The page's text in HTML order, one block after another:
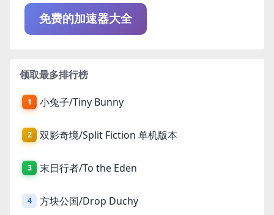
免费的加速器大全
领取最多排行榜
1 小兔子/Tiny Bunny
2 双影奇境/Split Fiction 单机版本
3 末日行者/To the Eden
4 方块公国/Drop Duchy